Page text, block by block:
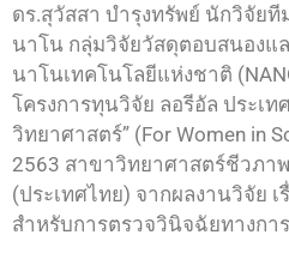
ดร.สุวัสสา บำรุงทรัพย์ นักวิจัย
นาโน กลุ่มวิจัยวัสดุตอบสนองแ
นาโนเทคโนโลยีแห่งชาติ
โครงการทุนวิจัย ลอรีอัล ประเท
วิทยาศาสตร์” (For Women in
2563 สาขาวิทยาศาสตร์ชีวภา
(ประเทศไทย) จากผลงานวิจัย
สำหรับการตรวจวินิจฉัยทางกา